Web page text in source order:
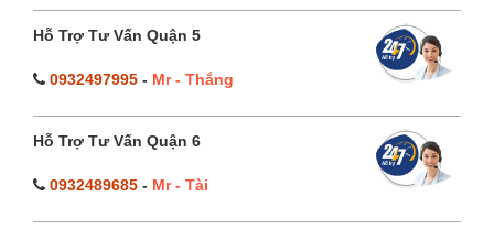
Hỗ Trợ Tư Vấn Quận 5
0932497995 - Mr - Thắng
Hỗ Trợ Tư Vấn Quận 6
0932489685 - Mr - Tài